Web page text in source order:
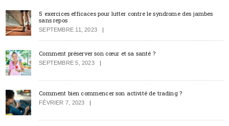
5 exercices efficaces pour lutter contre le syndrome des jambes
sans repos
SEPTEMBRE 11, 2023
Comment préserver son cœur et sa santé ?
SEPTEMBRE 5, 2023
Comment bien commencer son activité de trading ?
FÉVRIER 7, 2023